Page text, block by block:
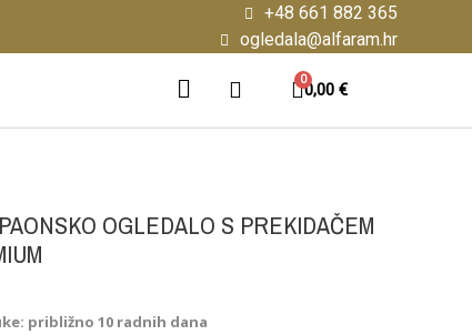
+48 661 882 365
ogledala@alfaram.hr
0,00 €
OGLEDALO S PREKIDAČEM
približno 10 radnih dana